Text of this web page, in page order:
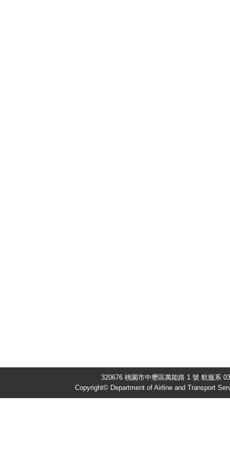
320676 桃園市中壢區萬能路 1 號 航服系
Copyright© Department of Airline and Transport